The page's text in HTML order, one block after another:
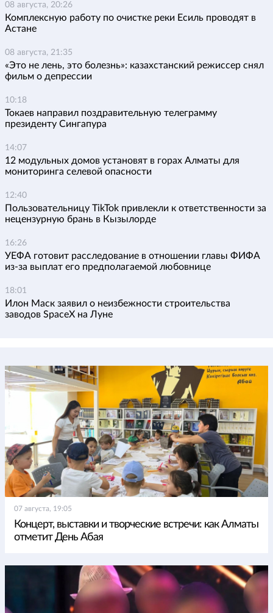
08 августа, 20:26
Комплексную работу по очистке реки Есиль проводят в
Астане
08 августа, 21:35
«Это не лень, это болезнь»: казахстанский режиссер снял
фильм о депрессии
10:18
Токаев направил поздравительную телеграмму
президенту Сингапура
14:07
12 модульных домов установят в горах Алматы для
мониторинга селевой опасности
12:40
Пользовательницу TikTok привлекли к ответственности за
нецензурную брань в Кызылорде
16:26
УЕФА готовит расследование в отношении главы ФИФА
из-за выплат его предполагаемой любовнице
18:01
Илон Маск заявил о неизбежности строительства
заводов SpaceX на Луне
07 августа, 19:05
Концерт, выставки и творческие встречи: как Алматы
отметит День Абая